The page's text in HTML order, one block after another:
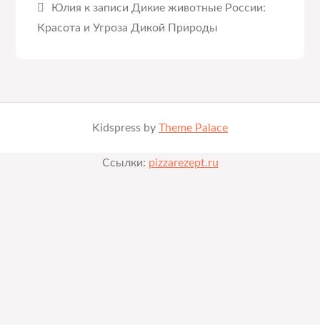
Юлия к записи Дикие животные России:
Красота и Угроза Дикой Природы
Kidspress by Theme Palace
Ссылки: pizzarezept.ru